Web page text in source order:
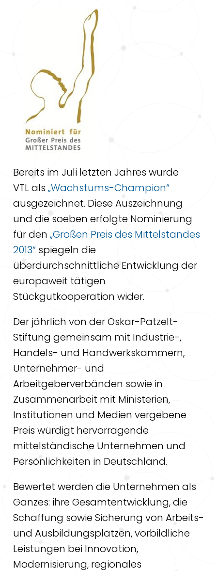
Bereits im Juli letzten Jahres wurde
VTL als „Wachstums-Champion“
ausgezeichnet. Diese Auszeichnung
und die soeben erfolgte Nominierung
für den „Großen Preis des Mittelstandes
2013“ spiegeln die
überdurchschnittliche Entwicklung der
europaweit tätigen
Stückgutkooperation wider.
Der jährlich von der Oskar-Patzelt-
Stiftung gemeinsam mit Industrie-,
Handels- und Handwerkskammern,
Unternehmer- und
Arbeitgeberverbänden sowie in
Zusammenarbeit mit Ministerien,
Institutionen und Medien vergebene
Preis würdigt hervorragende
mittelständische Unternehmen und
Persönlichkeiten in Deutschland.
Bewertet werden die Unternehmen als
Ganzes: ihre Gesamtentwicklung, die
Schaffung sowie Sicherung von Arbeits-
und Ausbildungsplätzen, vorbildliche
Leistungen bei Innovation,
Modernisierung, regionales